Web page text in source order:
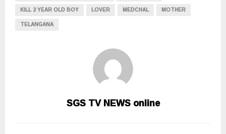
KILL 2 YEAR OLD BOY
LOVER MEDCHAL
MOTHER
TELANGANA
SGS TV NEWS online